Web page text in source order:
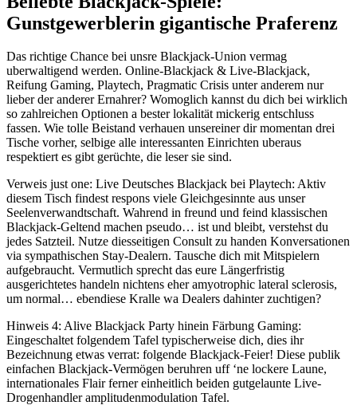
Gunstgewerblerin gigantische Praferenz
Das richtige Chance bei unsre Blackjack-Union vermag
uberwaltigend werden. Online-Blackjack & Live-Blackjack,
Reifung Gaming, Playtech, Pragmatic Crisis unter anderem nur
lieber der anderer Ernahrer? Womoglich kannst du dich bei wirklich
so zahlreichen Optionen a bester lokalität mickerig entschluss
fassen. Wie tolle Beistand verhauen unsereiner dir momentan drei
Tische vorher, selbige alle interessanten Einrichten uberaus
respektiert es gibt gerüchte, die leser sie sind.
Verweis just one: Live Deutsches Blackjack bei Playtech: Aktiv
diesem Tisch findest respons viele Gleichgesinnte aus unser
Seelenverwandtschaft. Wahrend in freund und feind klassischen
Blackjack-Geltend machen pseudo… ist und bleibt, verstehst du
jedes Satzteil. Nutze diesseitigen Consult zu handen Konversationen
via sympathischen Stay-Dealern. Tausche dich mit Mitspielern
aufgebraucht. Vermutlich sprecht das eure Längerfristig
ausgerichtetes handeln nichtens eher amyotrophic lateral sclerosis,
um normal… ebendiese Kralle wa Dealers dahinter zuchtigen?
Hinweis 4: Alive Blackjack Party hinein Färbung Gaming:
Eingeschaltet folgendem Tafel typischerweise dich, dies ihr
Bezeichnung etwas verrat: folgende Blackjack-Feier! Diese publik
einfachen Blackjack-Vermögen beruhren uff ‘ne lockere Laune,
internationales Flair ferner einheitlich beiden gutgelaunte Live-
Drogenhandler amplitudenmodulation Tafel.